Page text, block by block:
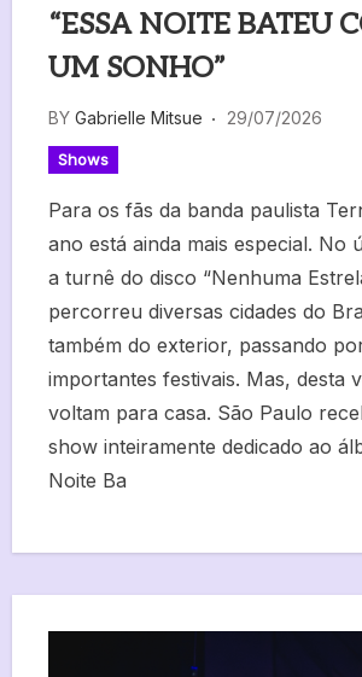
“ESSA NOITE BATEU
UM SONHO”
BY Gabrielle Mitsue 29/07/2026
Shows
Para os fãs da banda paulista
ano está ainda mais especial. No
a turnê do disco “Nenhuma
percorreu diversas cidades do
também do exterior, passando
importantes festivais. Mas, desta
voltam para casa. São Paulo
show inteiramente dedicado ao
Noite Ba